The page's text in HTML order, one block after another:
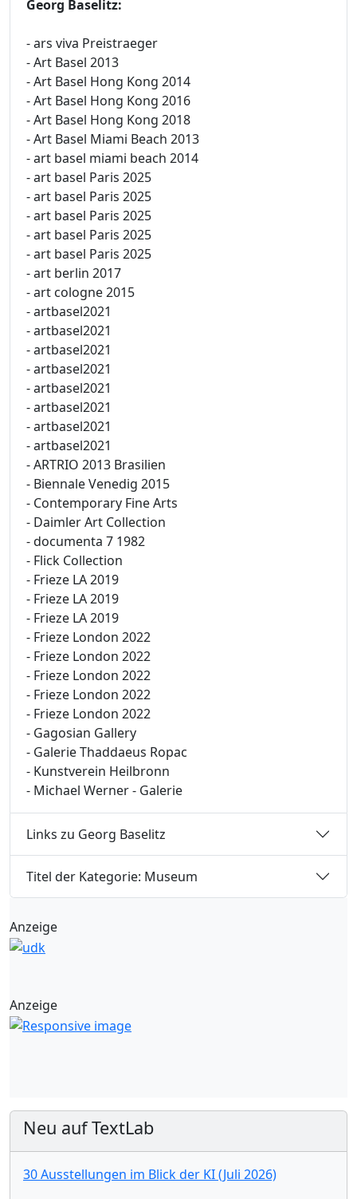
Georg Baselitz:
- ars viva Preistraeger
- Art Basel 2013
- Art Basel Hong Kong 2014
- Art Basel Hong Kong 2016
- Art Basel Hong Kong 2018
- Art Basel Miami Beach 2013
- art basel miami beach 2014
- art basel Paris 2025
- art basel Paris 2025
- art basel Paris 2025
- art basel Paris 2025
- art basel Paris 2025
- art berlin 2017
- art cologne 2015
- artbasel2021
- artbasel2021
- artbasel2021
- artbasel2021
- artbasel2021
- artbasel2021
- artbasel2021
- artbasel2021
- ARTRIO 2013 Brasilien
- Biennale Venedig 2015
- Contemporary Fine Arts
- Daimler Art Collection
- documenta 7 1982
- Flick Collection
- Frieze LA 2019
- Frieze LA 2019
- Frieze LA 2019
- Frieze London 2022
- Frieze London 2022
- Frieze London 2022
- Frieze London 2022
- Frieze London 2022
- Gagosian Gallery
- Galerie Thaddaeus Ropac
- Kunstverein Heilbronn
- Michael Werner - Galerie
Links zu Georg Baselitz
Titel der Kategorie: Museum
Anzeige
Anzeige
Neu auf TextLab
30 Ausstellungen im Blick der KI (Juli 2026)